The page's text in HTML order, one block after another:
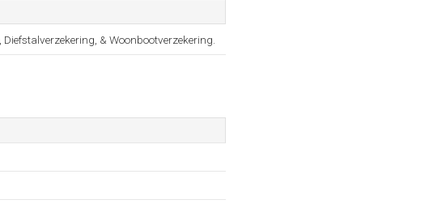
& Woonbootverzekering.